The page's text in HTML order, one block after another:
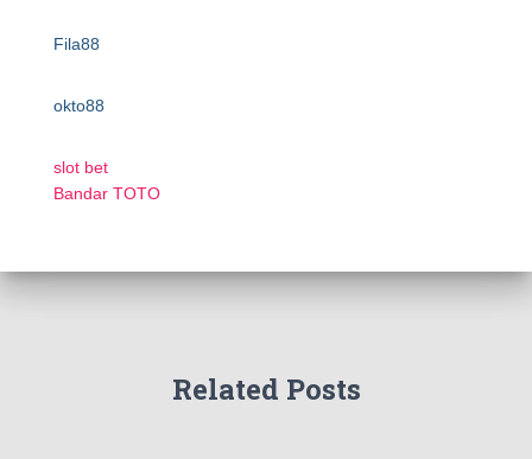
Fila88
okto88
slot bet
Bandar TOTO
Related Posts